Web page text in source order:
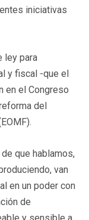
iniciativas
ley para
y fiscal -que el
en el Congreso
del
que hablamos,
van
en un poder con
de
y sensible a